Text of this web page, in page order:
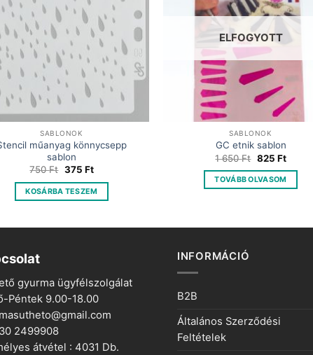
SABLONOK
műanyag könnycsepp
sablon
750Ft Original
was:
750 Ft.
375 FtCurrent
is:
375 Ft.
KOSÁRBA TESZEM
ELFOGYOTT
SABLONOK
GC etnik sablon
1 650Ft Original
price
was:
1
825 Ft
is:
825 Ft.
TOVÁBB OLVASOM
gyurma ügyfélszolgálat
Péntek 9.00-18.00
2499908
átvétel : 4031 Db.
INFORMÁCIÓ
B2B
Általános Szerződési
Feltételek